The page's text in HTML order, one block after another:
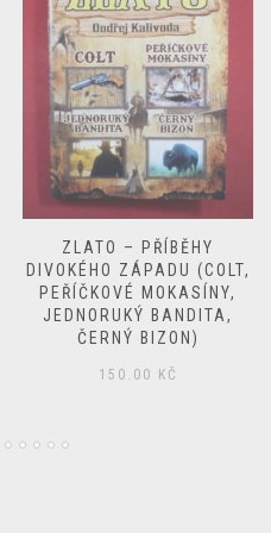
ZLATO – PŘÍBĚHY
DIVOKÉHO ZÁPADU (COLT,
PEŘÍČKOVÉ MOKASÍNY,
JEDNORUKÝ BANDITA,
ČERNÝ BIZON)
150.00 KČ